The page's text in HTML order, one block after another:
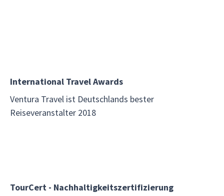
International Travel Awards
Ventura Travel ist Deutschlands bester
Reiseveranstalter 2018
TourCert - Nachhaltigkeitszertifizierung